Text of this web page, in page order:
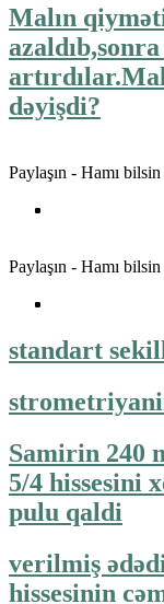
Malın
dəyişdi?
Paylaşın - Hamı bilsin
Paylaşın - Hamı bilsin
standart
Samirin 240
5/4 hissesini
pulu qaldi
verilmiş
hissesinin